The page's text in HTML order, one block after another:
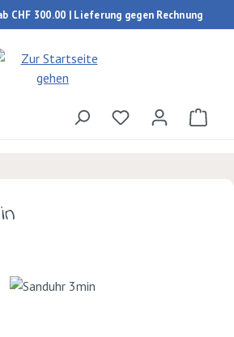
CHF 300.00 | Lieferung gegen Rechnung
Du hast 0